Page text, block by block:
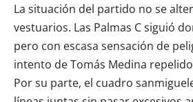
La situación del partido no se
vestuarios. Las Palmas C siguió
pero con escasa sensación de
intento de Tomás Medina
Por su parte, el cuadro